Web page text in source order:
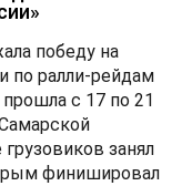
победу на
по ралли-рейдам
с 17 по 21
занял
финишировал